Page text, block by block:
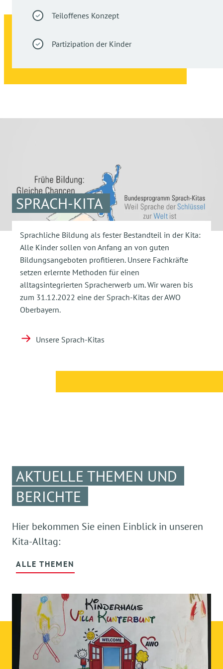
Teiloffenes Konzept
Partizipation der Kinder
SPRACH-KITA
Sprachliche Bildung als fester Bestandteil in der Kita:
Alle Kinder sollen von Anfang an von guten
Bildungsangeboten profitieren. Unsere Fachkräfte
setzen erlernte Methoden für einen
alltagsintegrierten Spracherwerb um. Wir waren bis
zum 31.12.2022 eine der Sprach-Kitas der AWO
Oberbayern.
Unsere Sprach-Kitas
AKTUELLE THEMEN UND
BERICHTE
Hier bekommen Sie einen Einblick in unseren
Kita-Alltag:
ALLE THEMEN